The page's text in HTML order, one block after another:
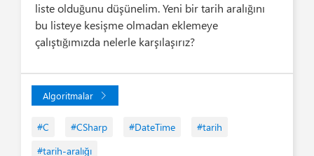
liste olduğunu düşünelim. Yeni bir tarih aralığını
bu listeye kesişme olmadan eklemeye
çalıştığımızda nelerle karşılaşırız?
Algoritmalar
#C #CSharp #DateTime
#tarih
#tarih-aralığı